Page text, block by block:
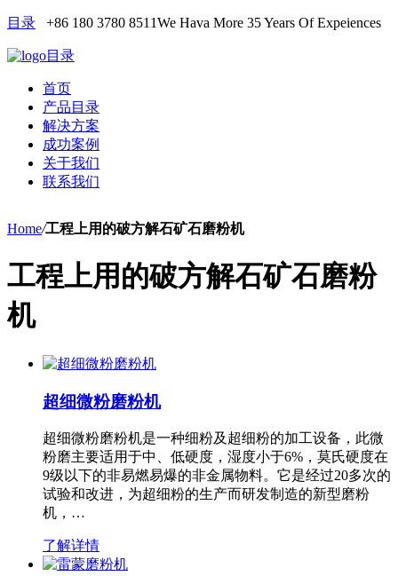
目录 +86 180 3780 8511We Hava More 35 Years Of Expeiences
目录
首页
产品目录
解决方案
成功案例
关于我们
联系我们
Home/工程上用的破方解石矿石磨粉机
工程上用的破方解石矿石磨粉
机
超细微粉磨粉机
超细微粉磨粉机是一种细粉及超细粉的加工设备，此微
粉磨主要适用于中、低硬度，湿度小于6%，莫氏硬度在
9级以下的非易燃易爆的非金属物料。它是经过20多次的
试验和改进，为超细粉的生产而研发制造的新型磨粉
机，…
了解详情